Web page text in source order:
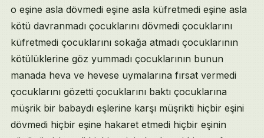
o eşine asla dövmedi eşine asla küfretmedi eşine asla
kötü davranmadı çocuklarını dövmedi çocuklarını
küfretmedi çocuklarını sokağa atmadı çocuklarının
kötülüklerine göz yummadı çocuklarının bunun
manada heva ve hevese uymalarına fırsat vermedi
çocuklarını gözetti çocuklarını baktı çocuklarına
müşrik bir babaydı eşlerine karşı müşrikti hiçbir eşini
dövmedi hiçbir eşine hakaret etmedi hiçbir eşinin